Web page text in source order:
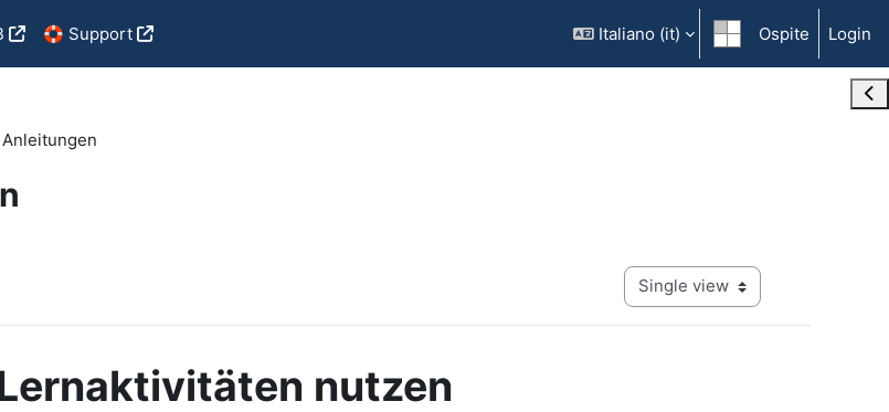
🛟 Support Italiano ‎(it)‎ Ospite Login
Anleitungen
View mode tertiary navigation
nutzen